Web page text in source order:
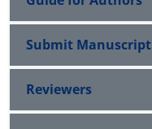
Submit Manuscript
Reviewers